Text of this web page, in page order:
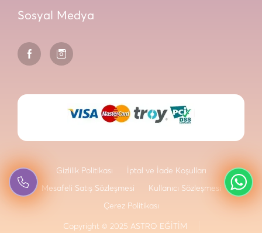
Sosyal Medya
Gizlilik Politikası
İptal ve İade Koşulları
Mesafeli Satış Sözleşmesi
Kullanıcı Sözleşmesi
Çerez Politikası
Copyright © 2025 ASTRO EĞİTİM